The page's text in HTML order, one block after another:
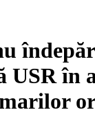
USR în